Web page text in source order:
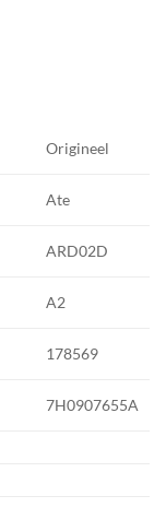
Origineel
Ate
ARD02D
A2
178569
7H0907655A